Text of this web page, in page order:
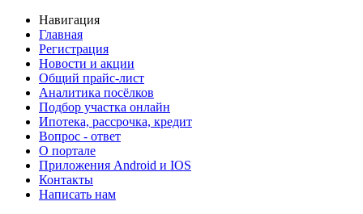
Навигация
Главная
Регистрация
Новости и акции
Общий прайс-лист
Аналитика посёлков
Подбор участка онлайн
Ипотека, рассрочка, кредит
Вопрос - ответ
О портале
Приложения Android и IOS
Контакты
Написать нам